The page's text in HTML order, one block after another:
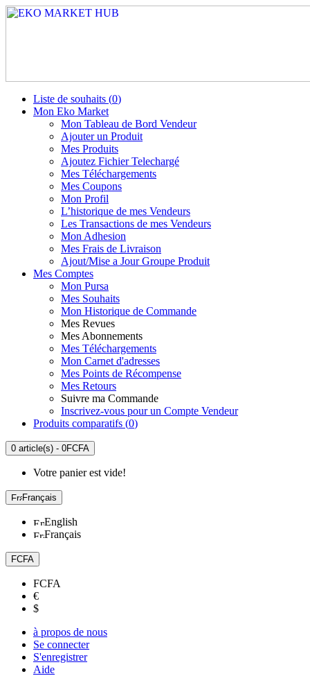
Liste de souhaits (0)
Mon Eko Market
Mon Tableau de Bord Vendeur
Ajouter un Produit
Mes Produits
Ajoutez Fichier Telechargé
Mes Téléchargements
Mes Coupons
Mon Profil
L’historique de mes Vendeurs
Les Transactions de mes Vendeurs
Mon Adhesion
Mes Frais de Livraison
Ajout/Mise a Jour Groupe Produit
Mes Comptes
Mon Pursa
Mes Souhaits
Mon Historique de Commande
Mes Revues
Mes Abonnements
Mes Téléchargements
Mon Carnet d'adresses
Mes Points de Récompense
Mes Retours
Suivre ma Commande
Inscrivez-vous pour un Compte Vendeur
Produits comparatifs (0)
0 article(s) - 0FCFA
Votre panier est vide!
Français
English
Français
FCFA
FCFA
€
$
à propos de nous
Se connecter
S'enregistrer
Aide